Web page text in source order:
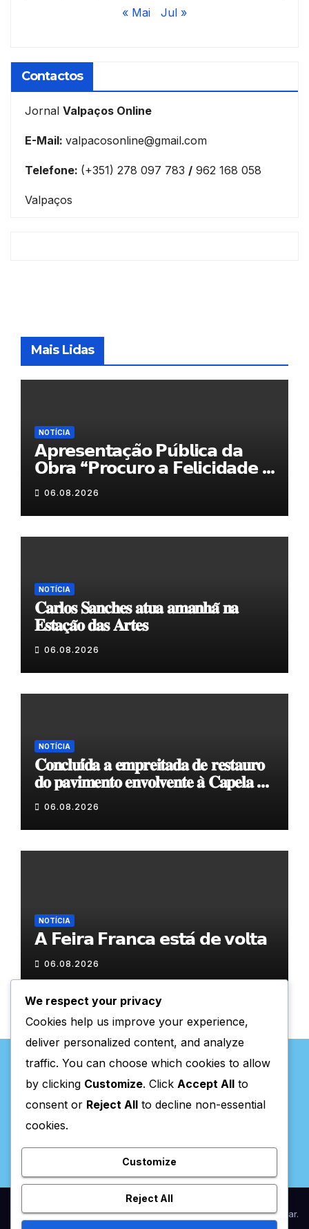
« Mai Jul »
Contactos
Jornal Valpaços Online
E-Mail: valpacosonline@gmail.com
Telefone: (+351) 278 097 783 / 962 168 058
Valpaços
Mais Lidas
NOTÍCIA
𝗔𝗽𝗿𝗲𝘀𝗲𝗻𝘁𝗮𝗰̧𝗮̃𝗼 𝗣𝘂́𝗯𝗹𝗶𝗰𝗮 𝗱𝗮
𝗢𝗯𝗿𝗮 “𝗣𝗿𝗼𝗰𝘂𝗿𝗼 𝗮 𝗙𝗲𝗹𝗶𝗰𝗶𝗱𝗮𝗱𝗲 𝗲
𝗲𝗹𝗮 𝗺𝗼𝗿𝗮 𝗰𝗼𝗺𝗶𝗴𝗼”
06.08.2026
NOTÍCIA
𝐂𝐚𝐫𝐥𝐨𝐬 𝐒𝐚𝐧𝐜𝐡𝐞𝐬 𝐚𝐭𝐮𝐚 𝐚𝐦𝐚𝐧𝐡𝐚̃ 𝐧𝐚
𝐄𝐬𝐭𝐚𝐜̧𝐚̃𝐨 𝐝𝐚𝐬 𝐀𝐫𝐭𝐞𝐬
06.08.2026
NOTÍCIA
𝐂𝐨𝐧𝐜𝐥𝐮𝐢́𝐝𝐚 𝐚 𝐞𝐦𝐩𝐫𝐞𝐢𝐭𝐚𝐝𝐚 𝐝𝐞 𝐫𝐞𝐬𝐭𝐚𝐮𝐫𝐨
𝐝𝐨 𝐩𝐚𝐯𝐢𝐦𝐞𝐧𝐭𝐨 𝐞𝐧𝐯𝐨𝐥𝐯𝐞𝐧𝐭𝐞 𝐚̀ 𝐂𝐚𝐩𝐞𝐥𝐚 𝐝𝐞
𝐂𝐨𝐯𝐚𝐬
06.08.2026
NOTÍCIA
𝗔 𝗙𝗲𝗶𝗿𝗮 𝗙𝗿𝗮𝗻𝗰𝗮 𝗲𝘀𝘁𝗮́ 𝗱𝗲 𝘃𝗼𝗹𝘁𝗮
06.08.2026
Valpaços Online
Proudly powered by WordPress|Theme:NewsupbyThemeansar.
We respect your privacy
Cookies help us improve your experience,
deliver personalized content, and analyze
traffic. You can choose which cookies to allow
by clicking Customize. Click Accept All to
consent or Reject All to decline non-essential
cookies.
Customize
Reject All